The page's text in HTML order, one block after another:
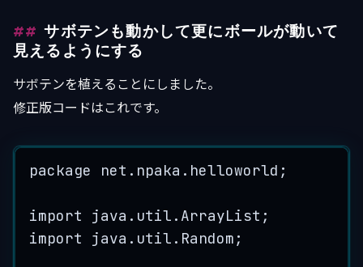
サボテンも動かして更にボールが動いて
見えるようにする
サボテンを植えることにしました。
修正版コードはこれです。
package net . npaka . helloworld ;
import java . util . ArrayList ;
import
java . util . Random ;